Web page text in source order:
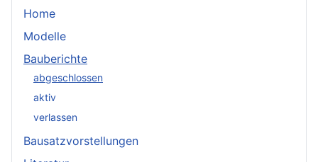
Home
Modelle
Bauberichte
abgeschlossen
aktiv
verlassen
Bausatzvorstellungen